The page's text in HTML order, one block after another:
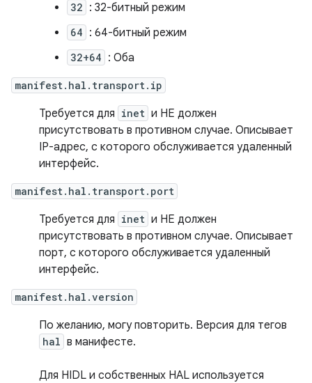
32 : 32-битный режим
64 : 64-битный режим
32+64 : Оба
manifest.hal.transport.ip
Требуется для inet и НЕ должен
присутствовать в противном случае. Описывает
IP-адрес, с которого обслуживается удаленный
интерфейс.
manifest.hal.transport.port
Требуется для inet и НЕ должен
присутствовать в противном случае. Описывает
порт, с которого обслуживается удаленный
интерфейс.
manifest.hal.version
По желанию, могу повторить. Версия для тегов
hal в манифесте.
Для HIDL и собственных HAL используется